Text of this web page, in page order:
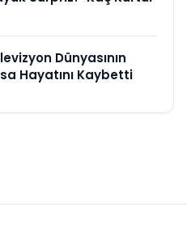
Dünyasının
Hayatını Kaybetti